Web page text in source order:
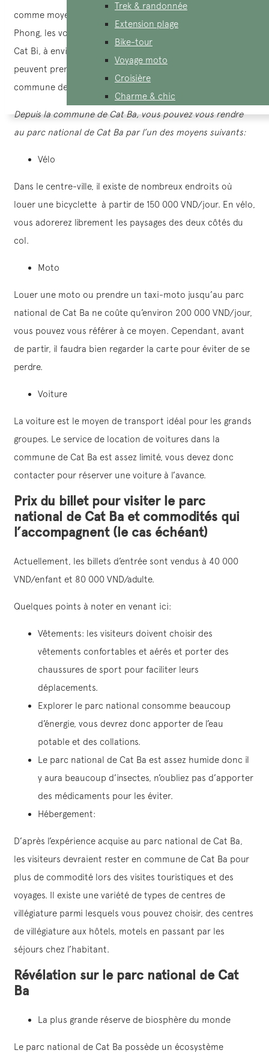
Trek & randonnée
Extension plage
Bike-tour
Voyage moto
Croisière
Charme & chic
comme moyen de transport pour se rendre à la ville de Hai
Phong, les vols vers Hai Phong atterriront à l’aéroport de
Cat Bi, à environ 5 km du centre-ville. Puis les touristes
peuvent prendre un train à grande vitesse pour la
commune de Cat Ba.
Depuis la commune de Cat Ba, vous pouvez vous rendre
au parc national de Cat Ba par l’un des moyens suivants:
Vélo
Dans le centre-ville, il existe de nombreux endroits où
louer une bicyclette à partir de 150 000 VND/jour. En vélo,
vous adorerez librement les paysages des deux côtés du
col.
Moto
Louer une moto ou prendre un taxi-moto jusqu’au parc
national de Cat Ba ne coûte qu’environ 200 000 VND/jour,
vous pouvez vous référer à ce moyen. Cependant, avant
de partir, il faudra bien regarder la carte pour éviter de se
perdre.
Voiture
La voiture est le moyen de transport idéal pour les grands
groupes. Le service de location de voitures dans la
commune de Cat Ba est assez limité, vous devez donc
contacter pour réserver une voiture à l’avance.
Prix ​​du billet pour visiter le parc
national de Cat Ba et commodités qui
l’accompagnent (le cas échéant)
Actuellement, les billets d’entrée sont vendus à 40 000
VND/enfant et 80 000 VND/adulte.
Quelques points à noter en venant ici:
Vêtements: les visiteurs doivent choisir des
vêtements confortables et aérés et porter des
chaussures de sport pour faciliter leurs
déplacements.
Explorer le parc national consomme beaucoup
d’énergie, vous devrez donc apporter de l’eau
potable et des collations.
Le parc national de Cat Ba est assez humide donc il
y aura beaucoup d’insectes, n’oubliez pas d’apporter
des médicaments pour les éviter.
Hébergement:
D’après l’expérience acquise au parc national de Cat Ba,
les visiteurs devraient rester en commune de Cat Ba pour
plus de commodité lors des visites touristiques et des
voyages. Il existe une variété de types de centres de
villégiature parmi lesquels vous pouvez choisir, des centres
de villégiature aux hôtels, motels en passant par les
séjours chez l’habitant.
Révélation sur le parc national de Cat
Ba
La plus grande réserve de biosphère du monde
Le parc national de Cat Ba possède un écosystème